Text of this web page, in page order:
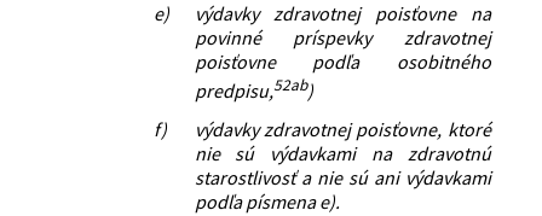
e)
výdavky zdravotnej poisťovne na
povinné príspevky zdravotnej
poisťovne podľa osobitného
predpisu,52ab)
f)
výdavky zdravotnej poisťovne, ktoré
nie sú výdavkami na zdravotnú
starostlivosť a nie sú ani výdavkami
podľa písmena e).